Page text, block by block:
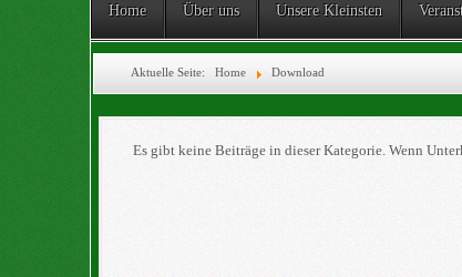
Home Über uns Unsere Kleinsten
Aktuelle Seite:Home Download
Es gibt keine Beiträge in dieser Kategorie. Wenn